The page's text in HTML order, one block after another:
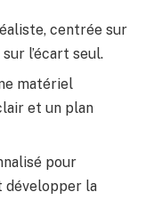
centrée sur
l’écart seul.
matériel
et un plan
pour
développer la